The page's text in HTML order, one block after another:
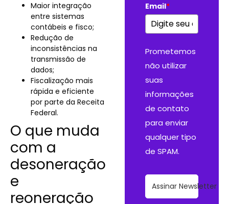
Maior integração
entre sistemas
contábeis e fisco;
Redução de
inconsistências na
transmissão de
dados;
Fiscalização mais
rápida e eficiente
por parte da Receita
Federal.
O que muda
com a
desoneração
e
reoneração
Email*
Prometemos
não utilizar
suas
informações
de contato
para enviar
qualquer tipo
de SPAM.
Assinar Newsletter